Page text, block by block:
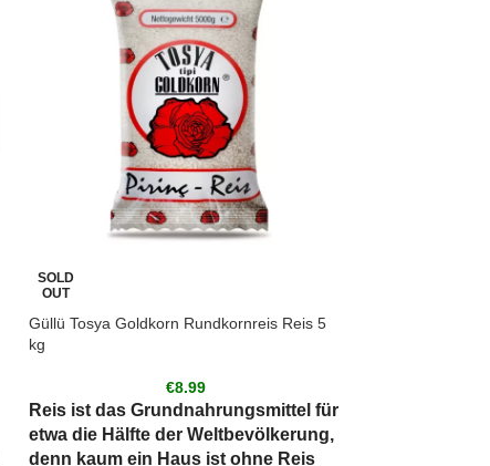
SOLD
OUT
Güllü Tosya Goldkorn Rundkornreis Reis 5
kg
€8.99
Reis ist das Grundnahrungsmittel für
etwa die Hälfte der Weltbevölkerung,
denn kaum ein Haus ist ohne Reis